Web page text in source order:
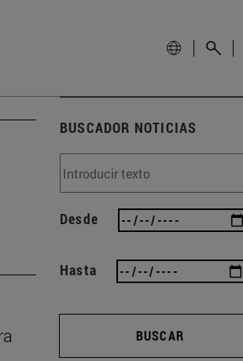
BUSCADOR NOTICIAS
Desde
Hasta
BUSCAR